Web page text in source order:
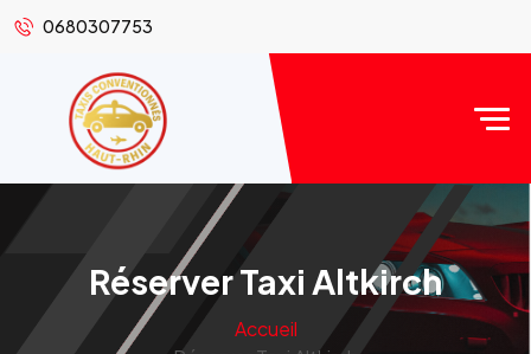
0680307753
Réserver Taxi Altkirch
Accueil